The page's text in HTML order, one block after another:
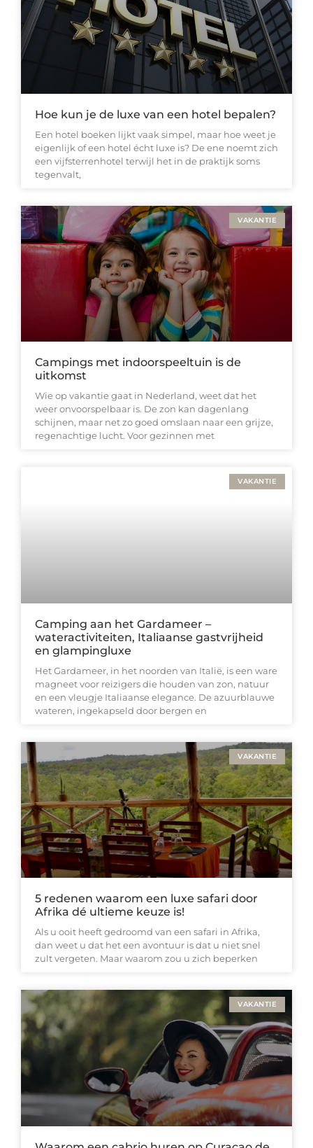
Hoe kun je de luxe van een hotel bepalen?
Een hotel boeken lijkt vaak simpel, maar hoe weet je
eigenlijk of een hotel écht luxe is? De ene noemt zich
een vijfsterrenhotel terwijl het in de praktijk soms
tegenvalt,
VAKANTIE
Campings met indoorspeeltuin is de
uitkomst
Wie op vakantie gaat in Nederland, weet dat het
weer onvoorspelbaar is. De zon kan dagenlang
schijnen, maar net zo goed omslaan naar een grijze,
regenachtige lucht. Voor gezinnen met
VAKANTIE
Camping aan het Gardameer –
wateractiviteiten, Italiaanse gastvrijheid
en glampingluxe
Het Gardameer, in het noorden van Italië, is een ware
magneet voor reizigers die houden van zon, natuur
en een vleugje Italiaanse elegance. De azuurblauwe
wateren, ingekapseld door bergen en
VAKANTIE
5 redenen waarom een luxe safari door
Afrika dé ultieme keuze is!
Als u ooit heeft gedroomd van een safari in Afrika,
dan weet u dat het een avontuur is dat u niet snel
zult vergeten. Maar waarom zou u zich beperken
VAKANTIE